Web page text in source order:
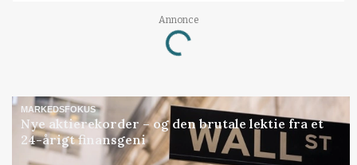
Annonce
Loading...
MARKEDSFOKUS
Nye aktierekorder – og den brutale lektie fra et
24-årigt finansgeni